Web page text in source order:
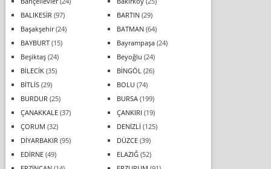
BALIKESİR (97) BARTIN(29)
Başakşehir(24) BATMAN(64)
BAYBURT(15) Bayrampaşa(24)
Beşiktaş(24) Beyoğlu (24)
BİLECİK(35) BİNGÖL (26)
BİTLİS(29) BOLU (74)
BURDUR (25) BURSA(199)
ÇANAKKALE(37) ÇANKIRI (19)
ÇORUM (32) DENİZLİ (125)
DİYARBAKIR (95) DÜZCE(39)
EDİRNE(49) ELAZIĞ(52)